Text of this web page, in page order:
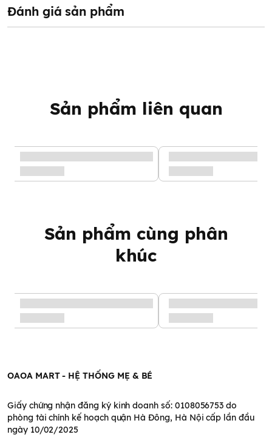
Đánh giá sản phẩm
Sản phẩm liên quan
Sản phẩm cùng phân
khúc
OAOA MART - HỆ THỐNG MẸ & BÉ
Giấy chứng nhận đăng ký kinh doanh số: 0108056753 do
phòng tài chính kế hoạch quận Hà Đông, Hà Nội cấp lần đầu
ngày 10/02/2025